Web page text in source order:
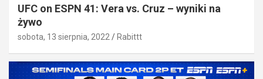
UFC on ESPN 41: Vera vs. Cruz – wyniki na
żywo
sobota, 13 sierpnia, 2022 Rabittt